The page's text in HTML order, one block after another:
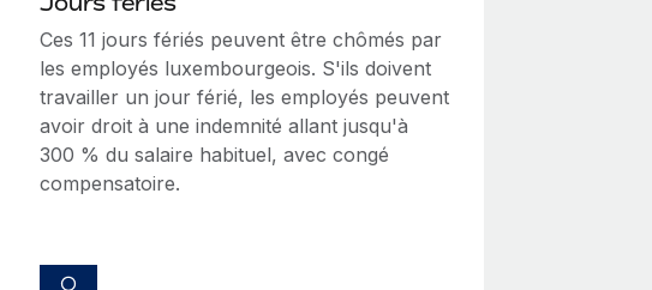
Ces 11 jours fériés peuvent être chômés par
les employés luxembourgeois. S'ils doivent
travailler un jour férié, les employés peuvent
avoir droit à une indemnité allant jusqu'à
300 % du salaire habituel, avec congé
compensatoire.